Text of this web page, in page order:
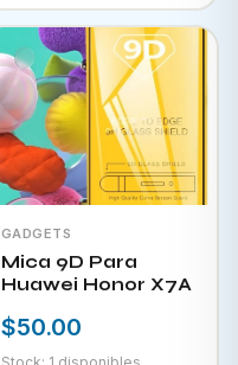
GADGETS
Mica 9D Para
Huawei Honor X7A
$50.00
Stock: 1 disponibles